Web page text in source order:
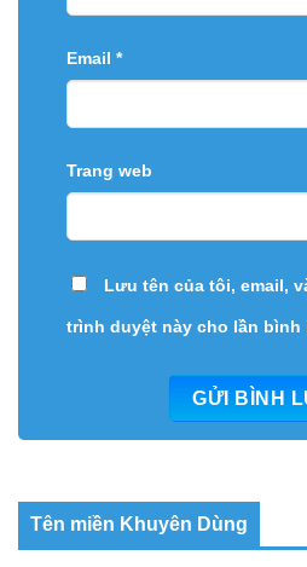
Email *
Trang web
Lưu tên của tôi, email,
trình duyệt này cho lần bình
Tên miền Khuyên Dùng